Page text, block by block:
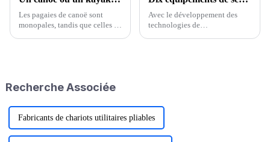
Les pagaies de canoë sont
monopales, tandis que celles de
à manier…
Avec le développement des
technologies de
Recherche Associée
Fabricants de chariots utilitaires pliables